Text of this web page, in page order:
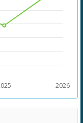
2026